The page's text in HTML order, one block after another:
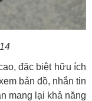
đặc biệt hữu ích
bản đồ, nhắn tin
mang lại khả năng